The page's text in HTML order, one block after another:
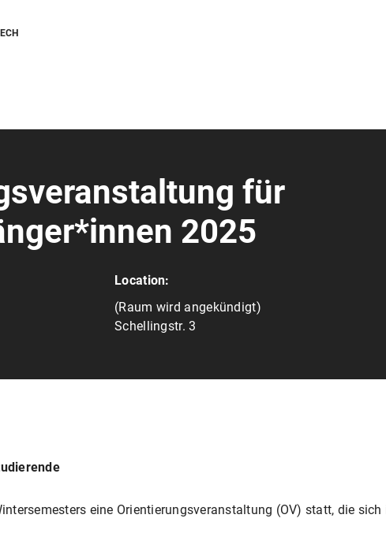
für
2025
Location:
(Raum wird angekündigt)
Schellingstr. 3
eine Orientierungsveranstaltung (OV) statt, die sich